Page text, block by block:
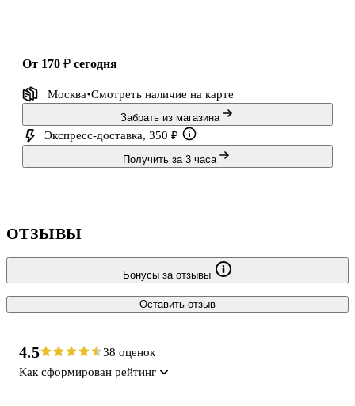
от 170 ₽ сегодня
Москва Смотреть наличие на карте
Забрать из магазина
Экспресс-доставка, 350 ₽
Получить за 3 часа
ОТЗЫВЫ
Бонусы за отзывы
Оставить отзыв
4.5
38 оценок
Как сформирован рейтинг